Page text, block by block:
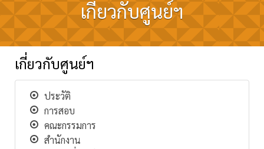
เกี่ยวกับศูนย์ฯ
เกี่ยวกับศูนย์ฯ
ประวัติ
การสอบ
คณะกรรมการ
สำนักงาน